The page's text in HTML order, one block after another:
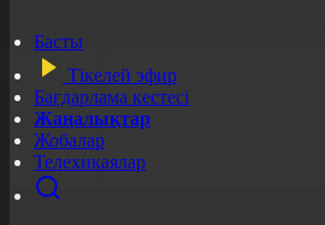
Басты
Тікелей эфир
Бағдарлама кестесі
Жаңалықтар
Жобалар
Телехикаялар